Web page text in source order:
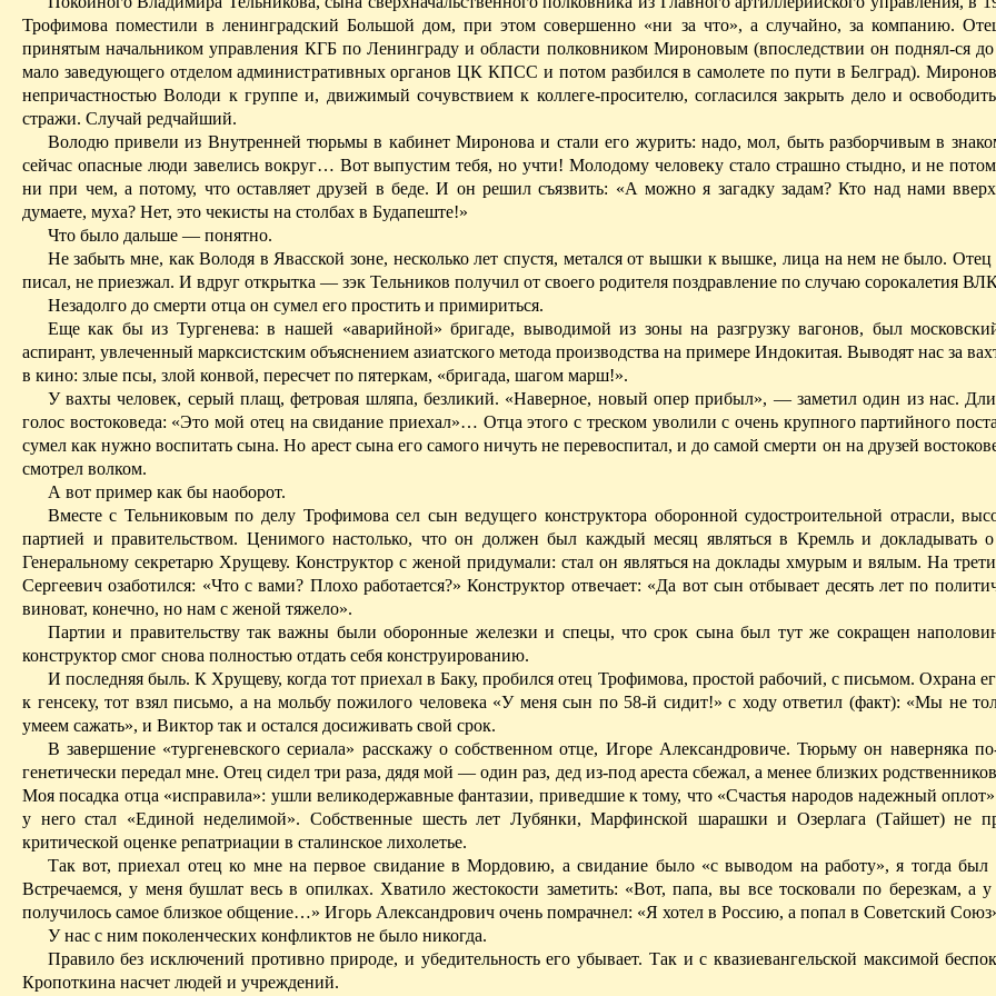
Трофимова поместили в ленинградский Большой дом, при этом совершенно «ни за что», а случайно, за компанию.
принятым начальником управления КГБ по Ленинграду и области полковником Мироновым (впоследствии он поднял­-ся
мало заведующего отделом административных органов ЦК КПСС и потом разбился в самолете по пути в Белград). Миронов
непричастностью Володи к группе и, движимый сочувствием к коллеге-просителю, согласился закрыть дело и
стражи. Случай редчайший.
Володю привели из Внутренней тюрьмы в кабинет Миронова и стали его журить: надо, мол, быть разборчивым в
сейчас опасные люди завелись вокруг… Вот выпустим тебя, но учти! Молодому человеку стало страшно стыдно, и не
ни при чем, а потому, что оставляет друзей в беде. И он решил съязвить: «А можно я загадку задам? Кто над нами
думаете, муха? Нет, это чекисты на столбах в Будапеште!»
Что было дальше — понятно.
Не забыть мне, как Володя в Явасской зоне, несколько летспустя, металсяот вышки к вышке, лица на нем не было. Отец
писал, не приезжал. И вдруг открытка — зэк Тельников получил от своего родителя поздравление по случаю сорокалетия
Незадолго до смерти отца он сумел его простить и примириться.
Еще как бы из Тургенева: в нашей «аварийной» бригаде, выводимой из зоны на разгрузку вагонов, был
аспирант, увлеченный марксистским объяснением азиатского метода производства на примере Индокитая. Выводят нас за
в кино: злые псы, злой конвой, пересчет по пятеркам, «бригада, шагом марш!».
У вахты человек, серый плащ, фетровая шляпа, безликий. «Наверное, новый опер прибыл», — заметил один из нас.
голос востоковеда: «Это мой отец на свидание приехал»… Отца этого с треском уволили с очень крупного партийного
сумел как нужно воспитать сына. Но арест сына его самого ничуть не перевоспитал, и до самой смерти он на друзей
смотрел волком.
А вот пример как бы наоборот.
Вместе с Тельниковым по делу Трофимова сел сын ведущего конструктора оборонной судостроительной отрасли,
партией и правительством. Ценимогонастолько, что он должен был каждый месяц являться в Кремль и докладывать
Генеральному секретарю Хрущеву. Конструктор с женой придумали: стал он являться на доклады хмурым и вялым. На
Сергеевич озаботился: «Что с вами? Плохо работается?» Конструктор отвечает: «Да вот сын отбывает десять лет по
виноват, конечно, но нам с женой тяжело».
Партии и правительству так важны были оборонные железки и спецы, что срок сына был тут же сокращен
конструктор смог снова полностью отдать себя конструированию.
И последняя быль. К Хрущеву, когда тот приехал в Баку, пробился отец Трофимова, простой рабочий, с письмом. Охрана
к генсеку, тот взял письмо, а на мольбу пожилого человека «У меня сын по 58-й сидит!» с ходу ответил (факт): «Мы не
умеем сажать», и Виктор так и остался досиживать свой срок.
В завершение «тургеневского сериала» расскажу о собственном отце, Игоре Александровиче. Тюрьму он наверняка
генетически передал мне. Отец сидел три раза, дядя мой — один раз, дед из-под ареста сбежал, а менее близких
Моя посадка отца «исправила»: ушли великодержавные фантазии, приведшие к тому, что «Счастья народов надежный
у него стал «Единой неделимой». Собственные шесть лет Лубянки, Марфинской шарашки и Озерлага (Тайшет) не
критической оценке репатриации в сталинское лихолетье.
Так вот, приехал отец ко мне на первое свидание в Мордовию, а свидание было «с выводом на работу», я тогда был
Встречаемся, у меня бушлат весь в опилках. Хватило жестокости заметить: «Вот, папа, вы все тосковали по березкам, а
получилось самое близкое общение…» Игорь Александрович очень помрачнел: «Я хотел в Россию, а попал в Советский
У нас с ним поколенческих конфликтов не было никогда.
Правило без исключений противно природе, и убедительность его убывает. Так и с квазиевангельской максимой
Кропоткина насчет людей и учреждений.